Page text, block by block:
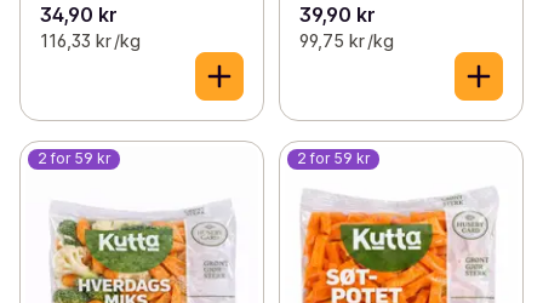
34,90 kr
116,33 kr /kg
39,90 kr
99,75 kr /kg
2 for 59 kr 2 for 59 kr